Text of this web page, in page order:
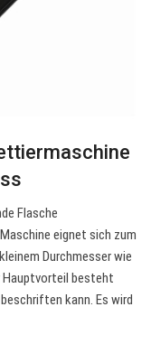
Flasche
eignet sich zum
Durchmesser wie
Hauptvorteil besteht
kann. Es wird